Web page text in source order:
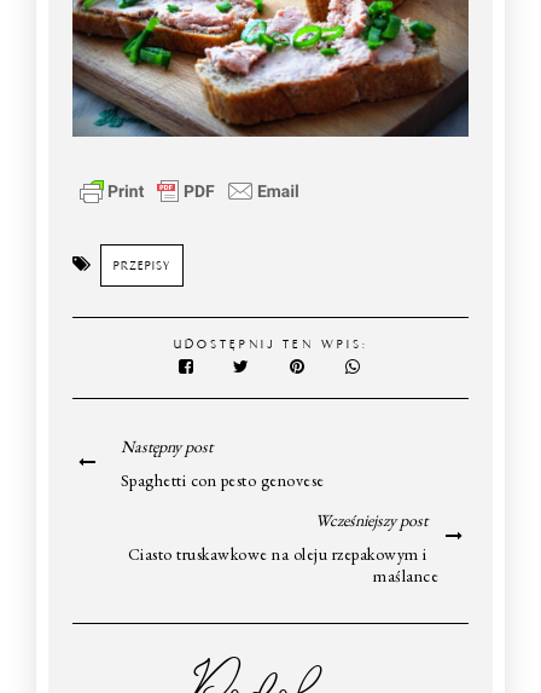
PRZEPISY
UDOSTĘPNIJ TEN WPIS:
Następny post
Spaghetti con pesto genovese
Wcześniejszy post
Ciasto truskawkowe na oleju rzepakowym i
maślance